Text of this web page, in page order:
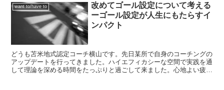
want to/have to
改めてゴール設定について考える
ーゴール設定が人生にもたらすイ
ンパクト
どうも苫米地式認定コーチ横山です。先日某所で自身のコーチングの
アップデートを行ってきました。ハイエフィカシーな空間で実践を通
して理論を深める時間をたっぷりと過ごして来ました。心地よい疲労